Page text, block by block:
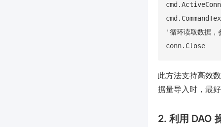
'循环读取数据
此方法支持高效
据量导入时，最
2. 利用 DAO